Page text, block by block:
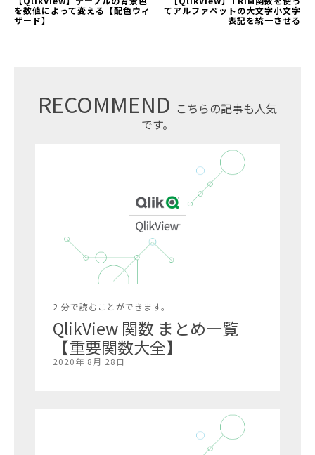
を数値によって変える【配色ウィ
ザード】
てアルファベットの大文字小文字
表記を統一させる
RECOMMEND こちらの記事も人気
です。
2 分で読むことができます。
QlikView 関数 まとめ一覧
【重要関数大全】
2020年 8月 28日